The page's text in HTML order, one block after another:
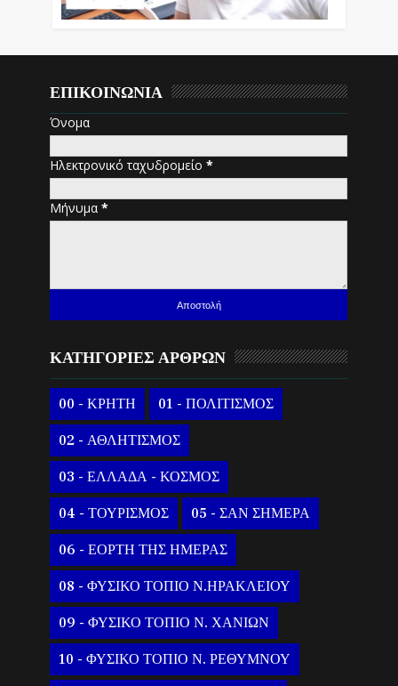
ΕΠΙΚΟΙΝΩΝΙΑ
Όνομα
Ηλεκτρονικό ταχυδρομείο*
Μήνυμα*
ΚΑΤΗΓΟΡΙΕΣ ΑΡΘΡΩΝ
00 - ΚΡΗΤΗ 01 - ΠΟΛΙΤΙΣΜΟΣ
02 - ΑΘΛΗΤΙΣΜΟΣ
03 - ΕΛΛΑΔΑ - ΚΟΣΜΟΣ
04 - ΤΟΥΡΙΣΜΟΣ 05 - ΣΑΝ ΣΗΜΕΡΑ
06 - ΕΟΡΤΗ ΤΗΣ ΗΜΕΡΑΣ
08 - ΦΥΣΙΚΟ ΤΟΠΙΟ Ν.ΗΡΑΚΛΕΙΟΥ
09 - ΦΥΣΙΚΟ ΤΟΠΙΟ Ν. ΧΑΝΙΩΝ
10 - ΦΥΣΙΚΟ ΤΟΠΙΟ Ν. ΡΕΘΥΜΝΟΥ